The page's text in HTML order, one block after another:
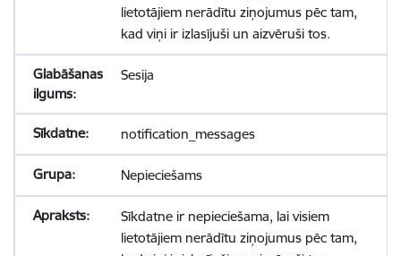
lietotājiem nerādītu ziņojumus pēc tam,
kad viņi ir izlasījuši un aizvēruši tos.
Sesija
notification_messages
Nepieciešams
Sīkdatne ir nepieciešama, lai visiem
lietotājiem nerādītu ziņojumus pēc tam,